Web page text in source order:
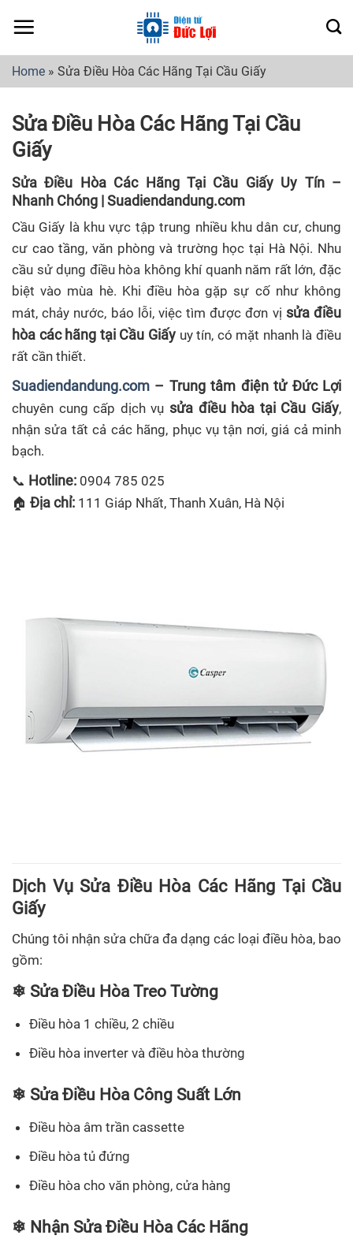
Home » Sửa Điều Hòa Các Hãng Tại Cầu Giấy
Sửa Điều Hòa Các Hãng Tại Cầu
Giấy
Sửa Điều Hòa Các Hãng Tại Cầu Giấy Uy Tín –
Nhanh Chóng | Suadiendandung.com
Cầu Giấy là khu vực tập trung nhiều khu dân cư, chung
cư cao tầng, văn phòng và trường học tại Hà Nội. Nhu
cầu sử dụng điều hòa không khí quanh năm rất lớn, đặc
biệt vào mùa hè. Khi điều hòa gặp sự cố như không
mát, chảy nước, báo lỗi, việc tìm được đơn vị sửa điều
hòa các hãng tại Cầu Giấyuy tín, có mặt nhanh là điều
rất cần thiết.
Suadiendandung.com – Trung tâm điện tử Đức Lợi
chuyên cung cấp dịch vụ sửa điều hòa tại Cầu Giấy,
nhận sửa tất cả các hãng, phục vụ tận nơi, giá cả minh
bạch.
📞 Hotline: 0904 785 025
🏠 Địa chỉ: 111 Giáp Nhất, Thanh Xuân, Hà Nội
Dịch Vụ Sửa Điều Hòa Các Hãng Tại Cầu
Giấy
Chúng tôi nhận sửa chữa đa dạng các loại điều hòa, bao
gồm:
❄ Sửa Điều Hòa Treo Tường
Điều hòa 1 chiều, 2 chiều
Điều hòa inverter và điều hòa thường
❄ Sửa Điều Hòa Công Suất Lớn
Điều hòa âm trần cassette
Điều hòa tủ đứng
Điều hòa cho văn phòng, cửa hàng
❄ Nhận Sửa Điều Hòa Các Hãng